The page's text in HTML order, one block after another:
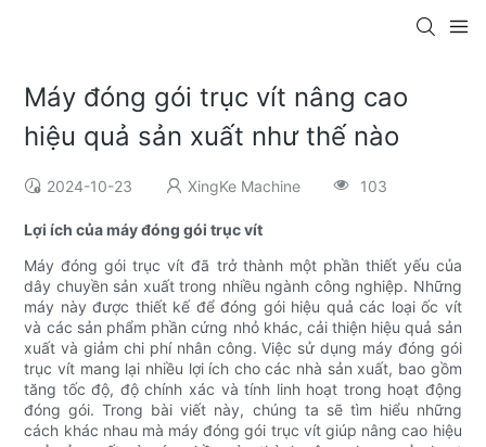
Máy đóng gói trục vít nâng cao
hiệu quả sản xuất như thế nào
2024-10-23 XingKe Machine 103
Lợi ích của máy đóng gói trục vít
Máy đóng gói trục vít đã trở thành một phần thiết yếu của
dây chuyền sản xuất trong nhiều ngành công nghiệp. Những
máy này được thiết kế để đóng gói hiệu quả các loại ốc vít
và các sản phẩm phần cứng nhỏ khác, cải thiện hiệu quả sản
xuất và giảm chi phí nhân công. Việc sử dụng máy đóng gói
trục vít mang lại nhiều lợi ích cho các nhà sản xuất, bao gồm
tăng tốc độ, độ chính xác và tính linh hoạt trong hoạt động
đóng gói. Trong bài viết này, chúng ta sẽ tìm hiểu những
cách khác nhau mà máy đóng gói trục vít giúp nâng cao hiệu